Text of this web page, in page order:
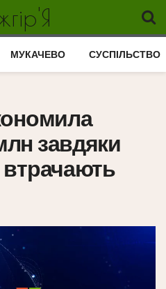
МУКАЧЕВО СУСПІЛЬСТВО
завдяки